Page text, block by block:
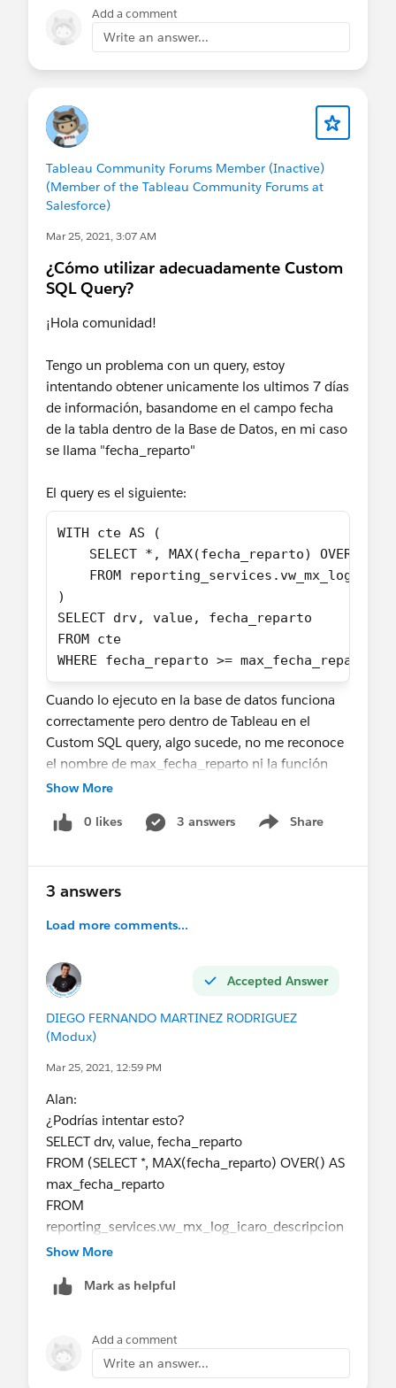
i esta publicación resuelve la pregunta, ¿sería tan
amable de "Select as Best"? Esto ayudará a otros
realizar un seguimiento de las preguntas
respondidas. Gracias.
Saludos,
Diego Martinez
Tableau Visionary and Forums Ambassador
Add a comment
Write an answer...
Tableau Community Forums Member (Inactive)
(Member of the Tableau Community Forums at
Salesforce)
Mar 25, 2021, 3:07 AM
¿Cómo utilizar adecuadamente Custom
SQL Query?
¡Hola comunidad!
Tengo un problema con un query, estoy
intentando obtener unicamente los ultimos 7 días
de información, basandome en el campo fecha
de la tabla dentro de la Base de Datos, en mi caso
se llama "fecha_reparto"
El query es el siguiente:
WITH cte AS (
SELECT *, MAX(fecha_reparto) OVER()
FROM
)
SELECT drv, value, fecha_reparto
FROM cte
WHERE fecha_reparto >= max_fecha_reparto
Cuando lo ejecuto en la base de datos funciona
correctamente pero dentro de Tableau en el
Custom SQL query, algo sucede, no me reconoce
el nombre de max_fecha_reparto ni la función
MAX() al parecer, ¿Saben que podria hacer?
¡Saludos! y gracias de antemano
Show More
0 likes 3 answers Share
Show menu
3 answers
Load more comments...
Accepted Answer
DIEGO FERNANDO MARTINEZ RODRIGUEZ
(Modux)
Mar 25, 2021, 12:59 PM
Alan:
¿Podrías intentar esto?
SELECT drv, value, fecha_reparto
FROM (SELECT *, MAX(fecha_reparto) OVER() AS
max_fecha_reparto
FROM
reporting_services.vw_mx_log_icaro_descripcion
_entregas_comercial) cte
INTERVAL '7 days' AND drv IS NOT NULL
Por último, quita el punto y coma final
Si mi respuesta te es funcional, por favor marcala
Show More
Mark as helpful
Add a comment
Write an answer...